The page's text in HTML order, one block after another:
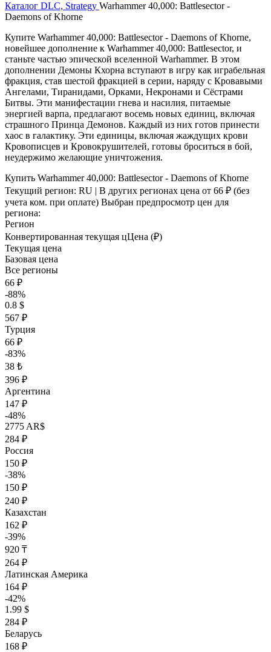
Каталог DLC, Strategy Warhammer 40,000: Battlesector -
Daemons of Khorne
Купите Warhammer 40,000: Battlesector - Daemons of Khorne,
новейшее дополнение к Warhammer 40,000: Battlesector, и
станьте частью эпической вселенной Warhammer. В этом
дополнении Демоны Кхорна вступают в игру как играбельная
фракция, став шестой фракцией в серии, наряду с Кровавыми
Ангелами, Тиранидами, Орками, Некронами и Сёстрами
Битвы. Эти манифестации гнева и насилия, питаемые
энергией варпа, предлагают восемь новых единиц, включая
страшного Принца Демонов. Каждый из них готов принести
хаос в галактику. Эти единицы, включая жаждущих крови
Кровописцев и Кровокрушителей, готовы броситься в бой,
неудержимо желающие уничтожения​.
Купить Warhammer 40,000: Battlesector - Daemons of Khorne
Текущий регион: RU | В других регионах цена от 66 ₽ (без
учета ком. при оплате) Выбран предпросмотр цен для
региона:
Регион
Конвертированная текущая цЦена (₽)
Текущая цена
Базовая цена
Все регионы
66 ₽
-88%
0.8 $
567 ₽
Турция
66 ₽
-83%
38 ₺
396 ₽
Аргентина
147 ₽
-48%
2775 AR$
284 ₽
Россия
150 ₽
-38%
150 ₽
240 ₽
Казахстан
162 ₽
-39%
920 ₸
264 ₽
Латинская Америка
164 ₽
-42%
1.99 $
284 ₽
Беларусь
168 ₽